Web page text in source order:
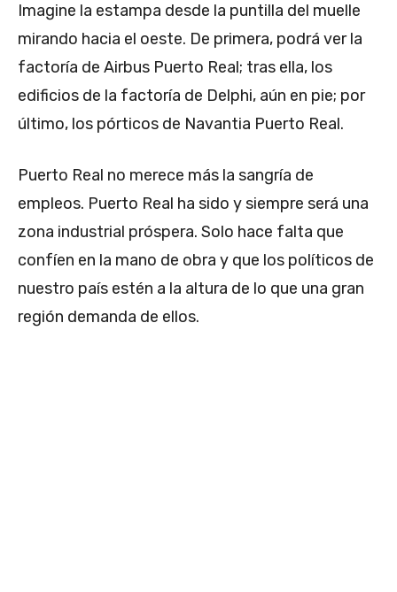
Imagine la estampa desde la puntilla del muelle
mirando hacia el oeste. De primera, podrá ver la
factoría de Airbus Puerto Real; tras ella, los
edificios de la factoría de Delphi, aún en pie; por
último, los pórticos de Navantia Puerto Real.
Puerto Real no merece más la sangría de
empleos. Puerto Real ha sido y siempre será una
zona industrial próspera. Solo hace falta que
confíen en la mano de obra y que los políticos de
nuestro país estén a la altura de lo que una gran
región demanda de ellos.